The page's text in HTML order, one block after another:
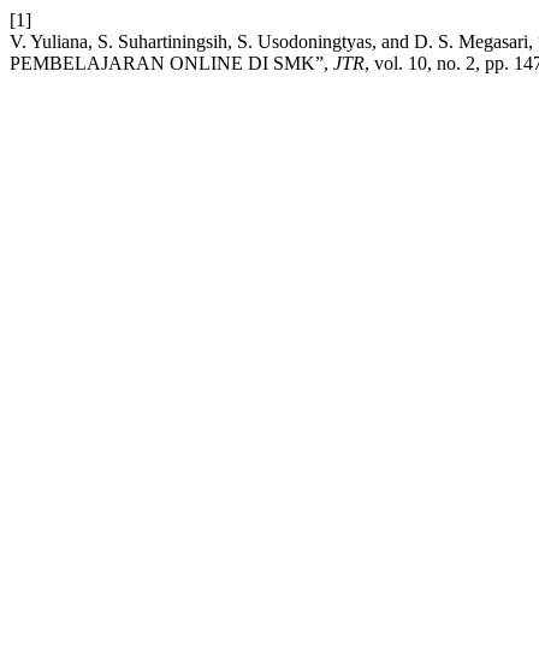
[1]
V. Yuliana, S. Suhartiningsih, S. Usodoningtyas, and D. S.
PEMBELAJARAN ONLINE DI SMK”, JTR, vol. 10, no. 2, pp.